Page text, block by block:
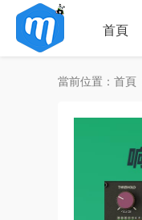
首頁
當前位置： 首頁